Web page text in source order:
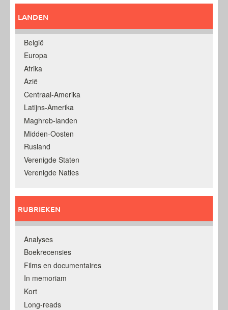
LANDEN
België
Europa
Afrika
Azië
Centraal-Amerika
Latijns-Amerika
Maghreb-landen
Midden-Oosten
Rusland
Verenigde Staten
Verenigde Naties
RUBRIEKEN
Analyses
Boekrecensies
Films en documentaires
In memoriam
Kort
Long-reads